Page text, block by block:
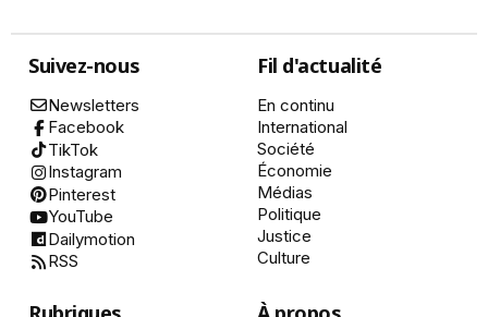
Suivez-nous
Newsletters
Facebook
TikTok
Instagram
Pinterest
YouTube
Dailymotion
RSS
Fil d'actualité
En continu
International
Société
Économie
Médias
Politique
Justice
Culture